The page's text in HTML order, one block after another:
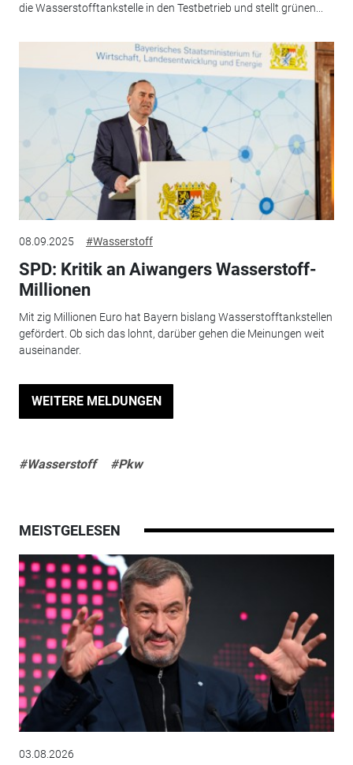
die Wasserstofftankstelle in den Testbetrieb und stellt grünen...
08.09.2025 #Wasserstoff
SPD: Kritik an Aiwangers Wasserstoff-
Millionen
Mit zig Millionen Euro hat Bayern bislang Wasserstofftankstellen
gefördert. Ob sich das lohnt, darüber gehen die Meinungen weit
auseinander.
WEITERE MELDUNGEN
#Wasserstoff #Pkw
MEISTGELESEN
03.08.2026